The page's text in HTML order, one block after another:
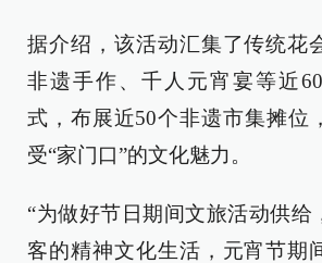
据介绍，该活动汇集了传统花
非遗手作、千人元宵宴等近
式，布展近50个非遗市集摊位
受“家门口”的文化魅力。
“为做好节日期间文旅活动供给
客的精神文化生活，元宵节期